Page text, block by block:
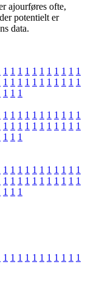
ajourføres ofte,
potentielt er
data.
1 1 1 1 1 1 1 1 1 1 1
1 1 1 1 1 1 1 1 1 1 1
1 1 1
1 1 1 1 1 1 1 1 1 1 1
1 1 1 1 1 1 1 1 1 1 1
1 1 1
1 1 1 1 1 1 1 1 1 1 1
1 1 1 1 1 1 1 1 1 1 1
1 1 1
1 1 1 1 1 1 1 1 1 1 1